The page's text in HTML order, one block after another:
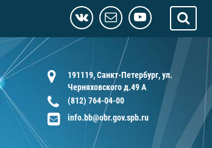
191119, Санкт-Петербург, ул.
Черняховского д.49 А
(812) 764-04-00
info.bb@obr.gov.spb.ru